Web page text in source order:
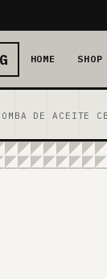
HOME
DE ACEITE